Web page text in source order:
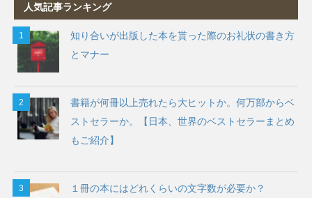
人気記事ランキング
知り合いが出版した本を貰った際のお礼状の書き方
とマナー
書籍が何冊以上売れたら大ヒットか。何万部からベ
ストセラーか。【日本、世界のベストセラーまとめ
もご紹介】
１冊の本にはどれくらいの文字数が必要か？